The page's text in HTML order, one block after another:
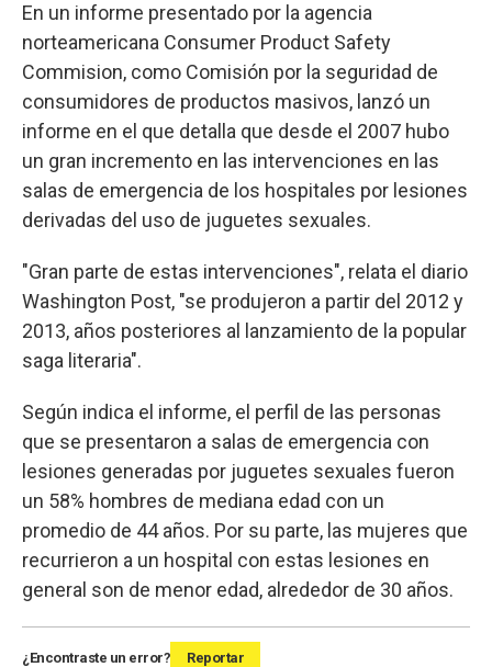
En un informe presentado por la agencia
norteamericana Consumer Product Safety
Commision, como Comisión por la seguridad de
consumidores de productos masivos, lanzó un
informe en el que detalla que desde el 2007 hubo
un gran incremento en las intervenciones en las
salas de emergencia de los hospitales por lesiones
derivadas del uso de juguetes sexuales.
"Gran parte de estas intervenciones", relata el diario
Washington Post, "se produjeron a partir del 2012 y
2013, años posteriores al lanzamiento de la popular
saga literaria".
Según indica el informe, el perfil de las personas
que se presentaron a salas de emergencia con
lesiones generadas por juguetes sexuales fueron
un 58% hombres de mediana edad con un
promedio de 44 años. Por su parte, las mujeres que
recurrieron a un hospital con estas lesiones en
general son de menor edad, alrededor de 30 años.
¿Encontraste un error? Reportar